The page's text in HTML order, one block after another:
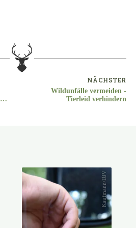
NÄCHSTER
Wildunfälle vermeiden -
Tierleid verhindern
Kaufmann/DJV